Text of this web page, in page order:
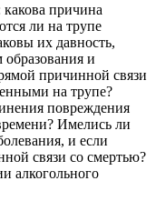
причина
ли на трупе
их давность,
образования и
причинной связи
на трупе?
повреждения
Имелись ли
и если
связи со смертью?
алкогольного